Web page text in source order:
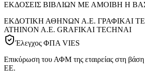
ΕΚΔΟΣΕΙΣ ΒΙΒΛΙΩΝ ΜΕ ΑΜΟΙΒΗ Η
ΕΚΔΟΤΙΚΗ ΑΘΗΝΩΝ Α.Ε. ΓΡΑΦΙΚΑΙ
ATHINON A.E. GRAFIKAI TECHNAI
Έλεγχος ΦΠΑ VIES
Επικύρωση του ΑΦΜ της εταιρείας στη
ΕΕ.